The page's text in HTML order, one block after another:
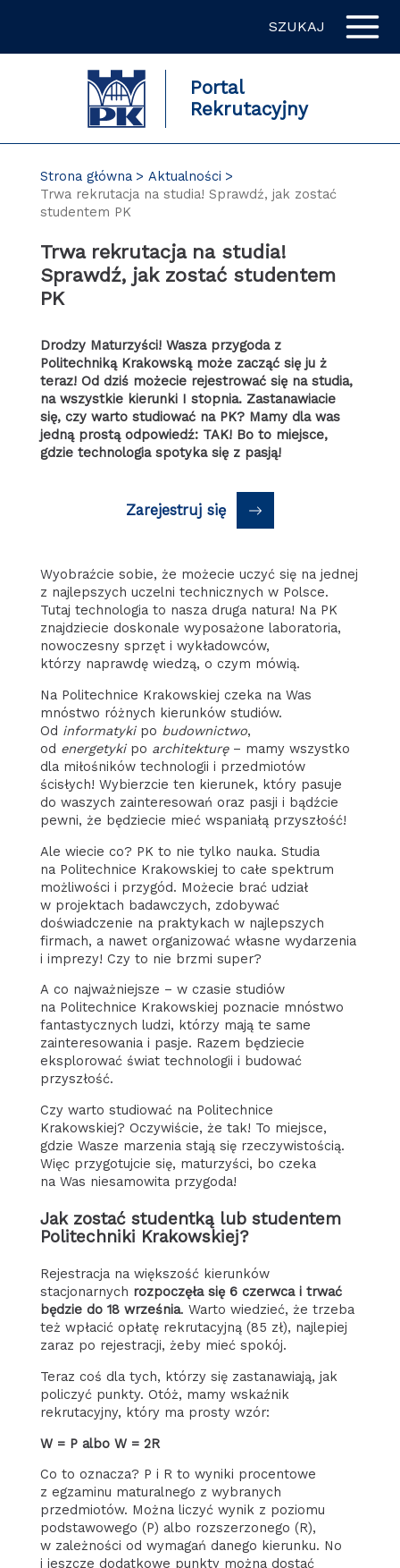
SZUKAJ
Portal
Rekrutacyjny
Strona główna
Aktualności
Trwa rekrutacja na studia! Sprawdź, jak zostać
studentem PK
Trwa rekrutacja na studia!
Sprawdź, jak zostać studentem
PK
Drodzy Maturzyści! Wasza przygoda z
Politechniką Krakowską może zacząć się ju ż
teraz! Od dziś możecie rejestrować się na studia,
na wszystkie kierunki I stopnia. Zastanawiacie
się, czy warto studiować na PK? Mamy dla was
jedną prostą odpowiedź: TAK! Bo to miejsce,
gdzie technologia spotyka się z pasją!
Zarejestruj się
Wyobraźcie sobie, że możecie uczyć się na jednej
z najlepszych uczelni technicznych w Polsce.
Tutaj technologia to nasza druga natura! Na PK
znajdziecie doskonale wyposażone laboratoria,
nowoczesny sprzęt i wykładowców,
którzy naprawdę wiedzą, o czym mówią.
Na Politechnice Krakowskiej czeka na Was
mnóstwo różnych kierunków studiów.
Od informatykipo budownictwo,
od energetykipo architekturę– mamy wszystko
dla miłośników technologii i przedmiotów
ścisłych! Wybierzcie ten kierunek, który pasuje
do waszych zainteresowań oraz pasji i bądźcie
pewni, że będziecie mieć wspaniałą przyszłość!
Ale wiecie co? PK to nie tylko nauka. Studia
na Politechnice Krakowskiej to całe spektrum
możliwości i przygód. Możecie brać udział
w projektach badawczych, zdobywać
doświadczenie na praktykach w najlepszych
firmach, a nawet organizować własne wydarzenia
i imprezy! Czy to nie brzmi super?
A co najważniejsze – w czasie studiów
na Politechnice Krakowskiej poznacie mnóstwo
fantastycznych ludzi, którzy mają te same
zainteresowania i pasje. Razem będziecie
eksplorować świat technologii i budować
przyszłość.
Czy warto studiować na Politechnice
Krakowskiej? Oczywiście, że tak! To miejsce,
gdzie Wasze marzenia stają się rzeczywistością.
Więc przygotujcie się, maturzyści, bo czeka
na Was niesamowita przygoda!
Jak zostać studentką lub studentem
Politechniki Krakowskiej?
Rejestracja na większość kierunków
stacjonarnych rozpoczęła się 6 czerwca i trwać
będzie do 18 września. Warto wiedzieć, że trzeba
też wpłacić opłatę rekrutacyjną (85 zł), najlepiej
zaraz po rejestracji, żeby mieć spokój.
Teraz coś dla tych, którzy się zastanawiają, jak
policzyć punkty. Otóż, mamy wskaźnik
rekrutacyjny, który ma prosty wzór:
W = P albo W = 2R
Co to oznacza? P i R to wyniki procentowe
z egzaminu maturalnego z wybranych
przedmiotów. Można liczyć wynik z poziomu
podstawowego (P) albo rozszerzonego (R),
w zależności od wymagań danego kierunku. No
i jeszcze dodatkowe punkty można dostać